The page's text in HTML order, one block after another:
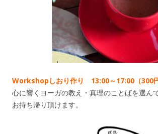
Workshopしおり作り 13:00～17:00（300円
心に響くヨーガの教え・真理のことばを選ん
お持ち帰り頂けます。